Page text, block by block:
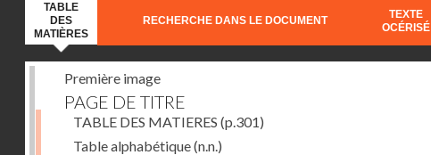
TABLE
DES
MATIÈRES
RECHERCHE DANS LE DOCUMENT
TEXTE
OCÉRISÉ
Première image
PAGE DE TITRE
TABLE DES MATIERES (p.301)
Table alphabétique(n.n.)